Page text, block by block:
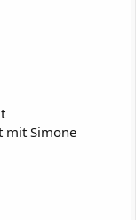
mit Simone